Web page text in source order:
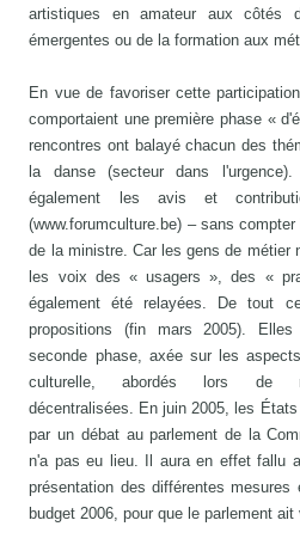
artistiques en amateur aux côtés
émergentes ou de la formation aux
En vue de favoriser cette
comportaient une première phase «
rencontres ont balayé chacun des
la danse (secteur dans
également les avis et
(www.forumculture.be) – sans
de la ministre. Car les gens de métier
les voix des « usagers », des «
également été relayées. De tout
propositions (fin mars 2005).
seconde phase, axée sur les
culturelle, abordés lors de
décentralisées. En juin 2005, les
par un débat au parlement de la
n'a pas eu lieu. Il aura en effet fallu
présentation des différentes
budget 2006, pour que le parlement